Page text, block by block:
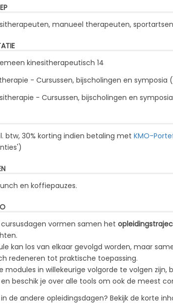
manueel therapeuten,
kinesitherapeutisch 14
- Cursussen, bijscholingen en
- Cursussen, bijscholingen en
btw, 30% korting indien betaling met KMO-
')
en koffiepauzes.
cursusdagen vormen samen het
kan los van elkaar gevolgd worden, maar
redeneren tot praktische toepassing.
modules in willekeurige volgorde te volgen
beschik je over alle tools om ook de meest
de andere opleidingsdagen? Bekijk de korte